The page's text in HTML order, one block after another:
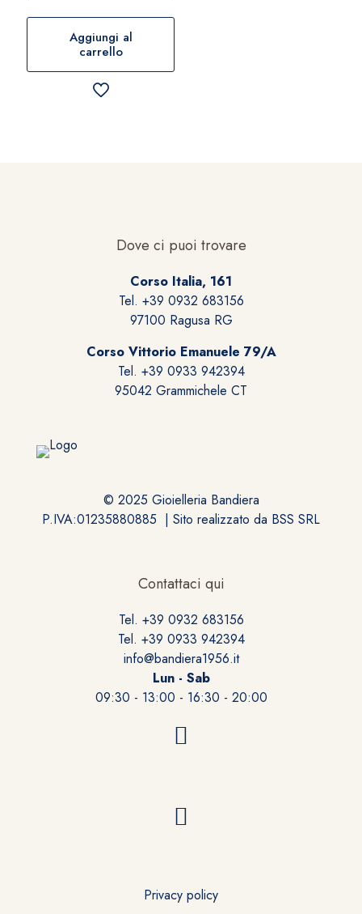
Aggiungi al
carrello
Dove ci puoi trovare
Corso Italia, 161
Tel. +39 0932 683156
97100 Ragusa RG
Corso Vittorio Emanuele 79/A
Tel. +39 0933 942394
95042 Grammichele CT
© 2025 Gioielleria Bandiera
P.IVA:01235880885 | Sito realizzato da BSS SRL
Contattaci qui
Tel. +39 0932 683156
Tel. +39 0933 942394
info@bandiera1956.it
Lun - Sab
09:30 - 13:00 - 16:30 - 20:00
Privacy policy